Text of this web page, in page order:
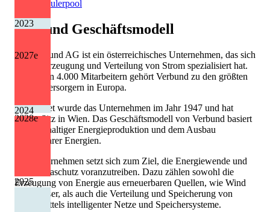
2027e
2028e
2023
2024
2025
Quelle: Eulerpool
Verbund Geschäftsmodell
Die Verbund AG ist ein österreichisches Unternehmen, das sich
auf die Erzeugung und Verteilung von Strom spezialisiert hat.
Mit seinen 4.000 Mitarbeitern gehört Verbund zu den größten
Energieversorgern in Europa.
Gegründet wurde das Unternehmen im Jahr 1947 und hat
seinen Sitz in Wien. Das Geschäftsmodell von Verbund basiert
auf nachhaltiger Energieproduktion und dem Ausbau
erneuerbarer Energien.
Das Unternehmen setzt sich zum Ziel, die Energiewende und
den Klimaschutz voranzutreiben. Dazu zählen sowohl die
Erzeugung von Energie aus erneuerbaren Quellen, wie Wind
und Wasser, als auch die Verteilung und Speicherung von
Strom mittels intelligenter Netze und Speichersysteme.